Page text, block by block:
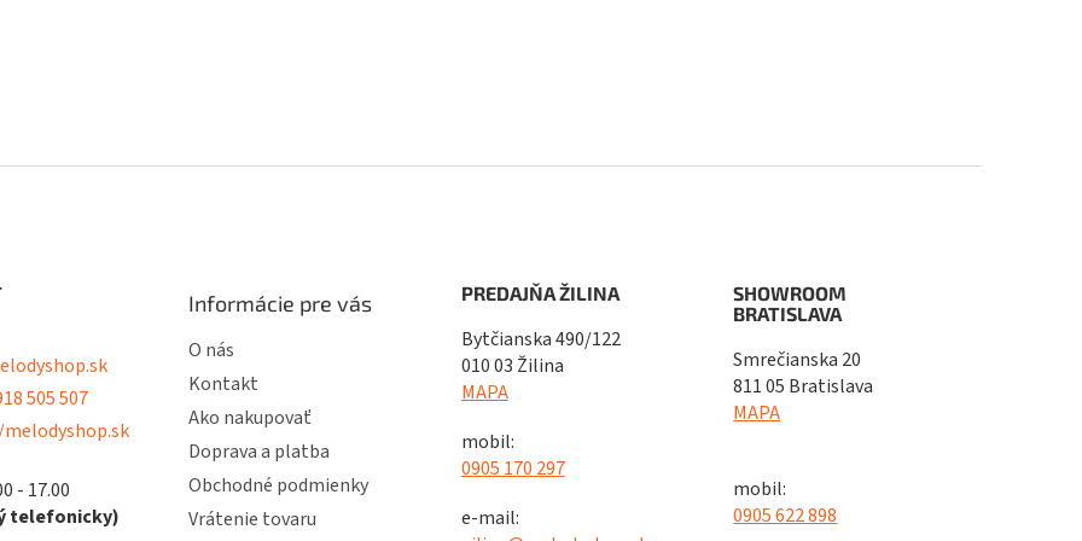
505 507
- 17.00
telefonicky)
Informácie pre vás
O nás
Kontakt
Ako nakupovať
Doprava a platba
Obchodné podmienky
Vrátenie tovaru
PREDAJŇA ŽILINA
Bytčianska 490/122
010 03 Žilina
MAPA
mobil:
0905 170 297
e-mail:
SHOWROOM
BRATISLAVA
Smrečianska 20
811 05 Bratislava
MAPA
mobil:
0905 622 898